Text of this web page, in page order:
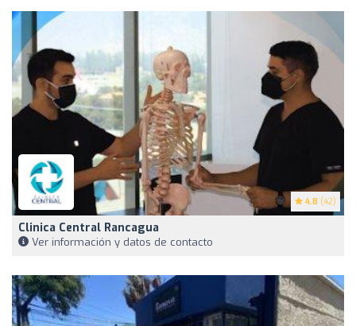
4.8 (42)
Clinica Central Rancagua
Ver información y datos de contacto